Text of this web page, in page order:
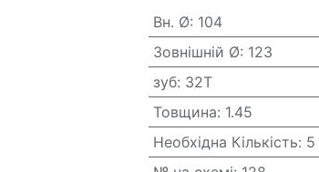
Вн. Ø: 104
Зовнішній Ø: 123
зуб: 32T
Товщина: 1.45
Необхідна Кількість: 5